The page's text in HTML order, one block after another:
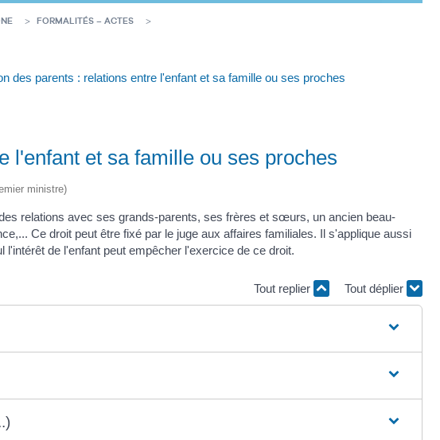
FORMALITÉS – ACTES
des parents : relations entre l'enfant et sa famille ou ses proches
l'enfant et sa famille ou ses proches
ministre)
relations avec ses grands-parents, ses frères et sœurs, un ancien beau-
Ce droit peut être fixé par le juge aux affaires familiales. Il s'applique aussi
de l'enfant peut empêcher l'exercice de ce droit.
Tout replier Tout déplier